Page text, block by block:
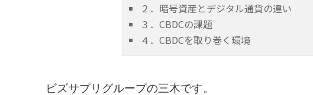
２．暗号資産とデジタル通貨の違い
３．CBDCの課題
４．CBDCを取り巻く環境
ビズサプリグループの三木です。